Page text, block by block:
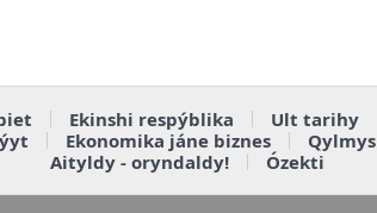
Ekinshi respýblika Ult tarihy
Ekonomika jáne biznes Qylmys
Aityldy - oryndaldy!
Ózekti